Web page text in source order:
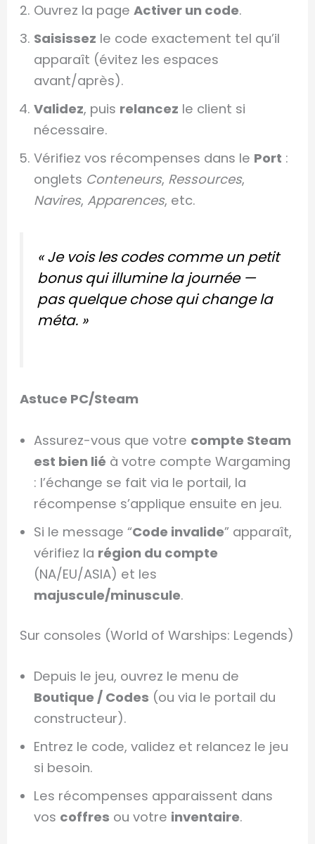
Ouvrez la pageActiver un code.
Saisissez le code exactement tel qu’il
apparaît (évitez les espaces
avant/après).
Validez, puis relancez le client si
nécessaire.
Vérifiez vos récompenses dans le Port :
onglets Conteneurs, Ressources,
Navires, Apparences, etc.
« Je vois les codes comme un petit
bonus qui illumine la journée —
pas quelque chose qui change la
méta. »
Astuce PC/Steam
Assurez-vous que votre compte Steam
est bien lié à votre compte Wargaming
: l’échange se fait via le portail, la
récompense s’applique ensuite en jeu.
Si le message “Code invalide” apparaît,
vérifiez la région du compte
(NA/EU/ASIA) et les
majuscule/minuscule.
Sur consoles (World of Warships: Legends)
Depuis le jeu, ouvrez le menu de
Boutique / Codes (ou via le portail du
constructeur).
Entrez le code, validez et relancez le jeu
si besoin.
Les récompenses apparaissent dans
vos coffres ou votre inventaire.